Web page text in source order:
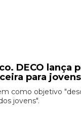
DECO lança
para jovens
como objetivo
jovens".